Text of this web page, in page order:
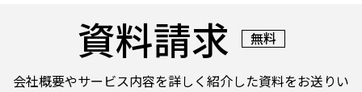
料も水性、溶剤など各種取り揃えております。
資料請求 無料
会社概要やサービス内容を詳しく紹介した資料をお送りい